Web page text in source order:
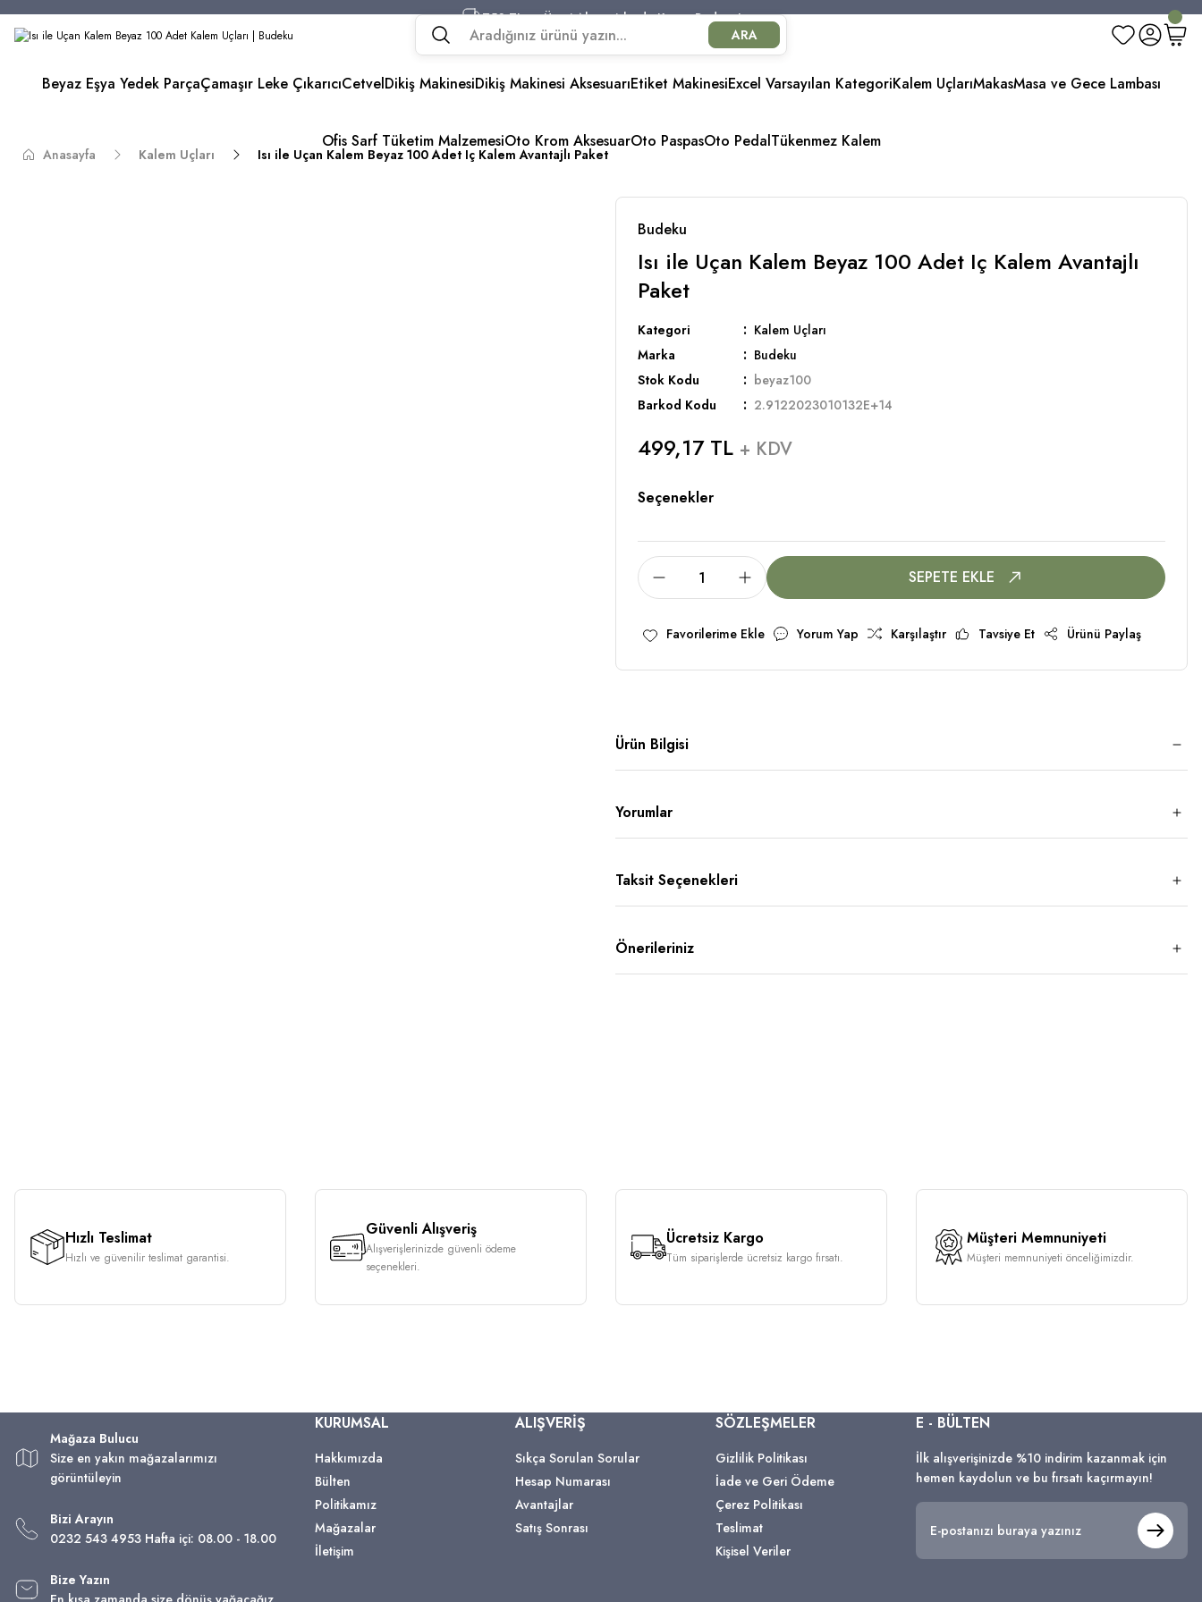
750 TL ve Üzeri Alışverişlerde Kargo Bedava!
750 TL ve Üzeri Alışverişlerde Kargo Bedava!
750 TL ve Üzeri Alışverişlerde Kargo Bedava!
750 TL ve Üzeri Alışverişlerde Kargo Bedava!
ARA
Beyaz Eşya Yedek ParçaÇamaşır Leke ÇıkarıcıCetvelDikiş MakinesiDikiş Makinesi AksesuarıEtiket MakinesiExcel Varsayılan KategoriKalem UçlarıMakasMasa ve Gece Lambası
Ofis Sarf Tüketim MalzemesiOto Krom AksesuarOto PaspasOto PedalTükenmez Kalem
Anasayfa Kalem Uçları Isı ile Uçan Kalem Beyaz 100 Adet Iç Kalem Avantajlı Paket
Budeku
Isı ile Uçan Kalem Beyaz 100 Adet Iç Kalem Avantajlı
Paket
Kategori
Kalem Uçları
Marka
Budeku
Stok Kodu
beyaz100
Barkod Kodu
2.9122023010132E+14
499,17 TL + KDV
Seçenekler
SEPETE EKLE
Yorum Yap Karşılaştır Tavsiye Et Ürünü Paylaş
Ürün Bilgisi
Yorumlar
Taksit Seçenekleri
Önerileriniz
Hızlı Teslimat
Hızlı ve güvenilir teslimat garantisi.
Güvenli Alışveriş
Alışverişlerinizde güvenli ödeme
seçenekleri.
Ücretsiz Kargo
Tüm siparişlerde ücretsiz kargo fırsatı.
Müşteri Memnuniyeti
Müşteri memnuniyeti önceliğimizdir.
Mağaza Bulucu
Size en yakın mağazalarımızı
görüntüleyin
Bizi Arayın
0232 543 4953 Hafta içi: 08.00 - 18.00
Bize Yazın
KURUMSAL
Hakkımızda
Bülten
Politikamız
Mağazalar
İletişim
ALIŞVERİŞ
Sıkça Sorulan Sorular
Hesap Numarası
Avantajlar
Satış Sonrası
SÖZLEŞMELER
Gizlilik Politikası
İade ve Geri Ödeme
Çerez Politikası
Teslimat
Kişisel Veriler
E - BÜLTEN
İlk alışverişinizde %10 indirim kazanmak için
hemen kaydolun ve bu fırsatı kaçırmayın!